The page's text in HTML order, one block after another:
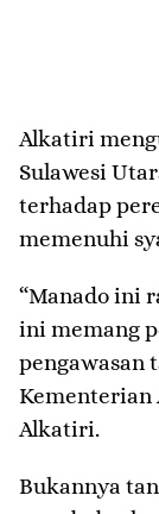
Alkatiri
Sulawesi
terhadap
memenuhi
“Manado ini
ini memang
pengawasan
Kementerian
Alkatiri.
Bukannya